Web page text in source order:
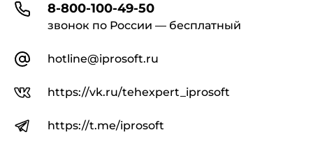
8-800-100-49-50
звонок по России — бесплатный
hotline@iprosoft.ru
https://vk.ru/tehexpert_iprosoft
https://t.me/iprosoft